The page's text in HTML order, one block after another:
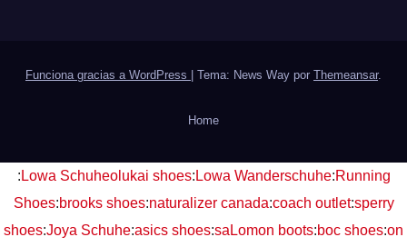
Funciona gracias a WordPress Tema: News Way por Themeansar.
Home
: Lowa Schuheolukai shoes: Lowa Wanderschuhe:Running
Shoes:brooks shoes:naturalizer canada:coach outlet:sperry
shoes:Joya Schuhe:asics shoes:saLomon boots:boc shoes:on